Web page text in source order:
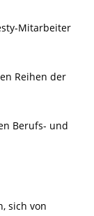
Mitarbeiter
Reihen der
Berufs- und
sich von